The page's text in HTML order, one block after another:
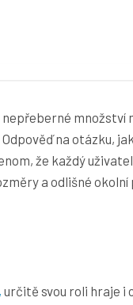
množství
na otázku,
že každý
a odlišné
, určitě svou roli hraje i